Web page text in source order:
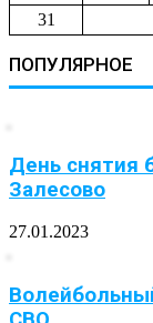
31
ПОПУЛЯРНОЕ
День снятия
Залесово
27.01.2023